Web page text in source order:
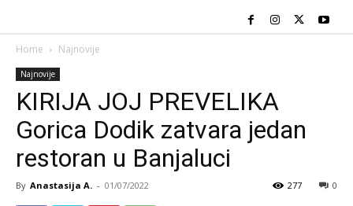
Home Najnovije
Najnovije
KIRIJA JOJ PREVELIKA
Gorica Dodik zatvara jedan
restoran u Banjaluci
By Anastasija A. - 01/07/2022 0
277